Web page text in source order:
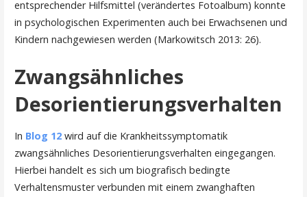
entsprechender Hilfsmittel (verändertes Fotoalbum) konnte
in psychologischen Experimenten auch bei Erwachsenen und
Kindern nachgewiesen werden (Markowitsch 2013: 26).
Zwangsähnliches
Desorientierungsverhalten
In Blog 12wird auf die Krankheitssymptomatik
zwangsähnliches Desorientierungsverhalten eingegangen.
Hierbei handelt es sich um biografisch bedingte
Verhaltensmuster verbunden mit einem zwanghaften